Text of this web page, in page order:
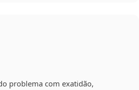
problema com exatidão,